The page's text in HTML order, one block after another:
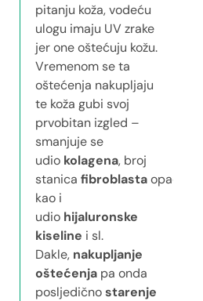
pitanju koža, vodeću
ulogu imaju UV zrake
jer one oštećuju kožu.
Vremenom se ta
oštećenja nakupljaju
te koža gubi svoj
prvobitan izgled –
smanjuje se
udio kolagena, broj
stanica fibroblastaopada,
kao i
udio hijaluronske
kiseline i sl.
Dakle, nakupljanje
oštećenja pa onda
posljedičnostarenje